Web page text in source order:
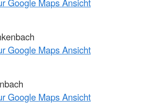
Google Maps Ansicht
Google Maps Ansicht